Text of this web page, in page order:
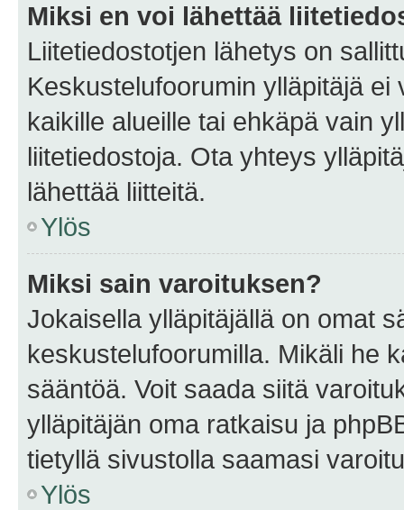
Miksi en voi lähettää
Liitetiedostotjen lähetys on
Keskustelufoorumin ylläpitäjä
kaikille alueille tai ehkäpä vain
liitetiedostoja. Ota yhteys
lähettää liitteitä.
Ylös
Miksi sain varoituksen?
Jokaisella ylläpitäjällä on omat
keskustelufoorumilla. Mikäli he
sääntöä. Voit saada siitä
ylläpitäjän oma ratkaisu ja
tietyllä sivustolla saamasi
Ylös